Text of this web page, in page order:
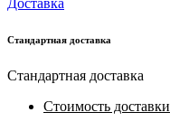
Доставка
Стандартная доставка
Стандартная доставка
Стоимость доставки